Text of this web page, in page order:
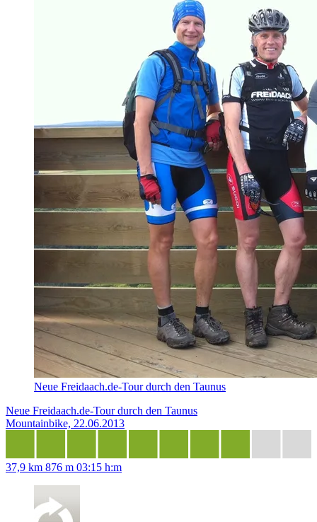
Neue Freidaach.de-Tour durch den Taunus
Neue Freidaach.de-Tour durch den Taunus
Mountainbike, 22.06.2013
37,9 km 876 m 03:15 h:m